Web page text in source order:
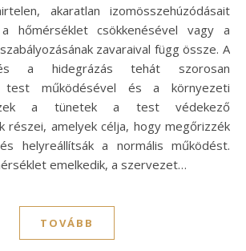
akaratlan izomösszehúzódásait
hőmérséklet csökkenésével vagy a
zavaraival függ össze. A
a hidegrázás tehát szorosan
test működésével és a környezeti
a tünetek a test védekező
részei, amelyek célja, hogy megőrizzék
helyreállítsák a normális működést.
emelkedik, a szervezet…
TOVÁBB